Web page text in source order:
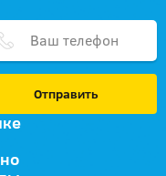
Отправить